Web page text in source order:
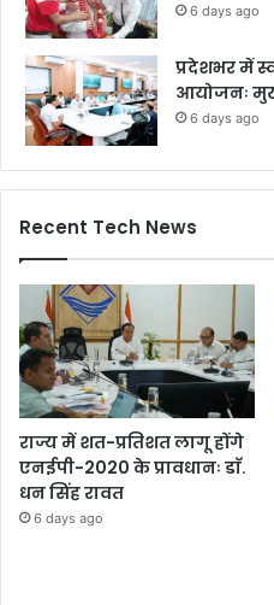
6 days ago
प्रदेशभर में
आयोजनः
6 days ago
Recent Tech News
राज्य में शत-प्रतिशत लागू होंगे
एनईपी-2020 के प्रावधानः डाॅ.
धन सिंह रावत
6 days ago